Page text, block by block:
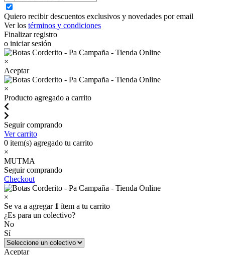
Quiero recibir descuentos exclusivos y novedades por email
Ver los términos y condiciones
Finalizar registro
o iniciar sesión
×
Aceptar
×
Producto agregado a carrito
Seguir comprando
Ver carrito
0 item(s) agregado tu carrito
×
MUTMA
Seguir comprando
Checkout
×
Se va a agregar 1 ítem a tu carrito
¿Es para un colectivo?
No
Sí
Aceptar